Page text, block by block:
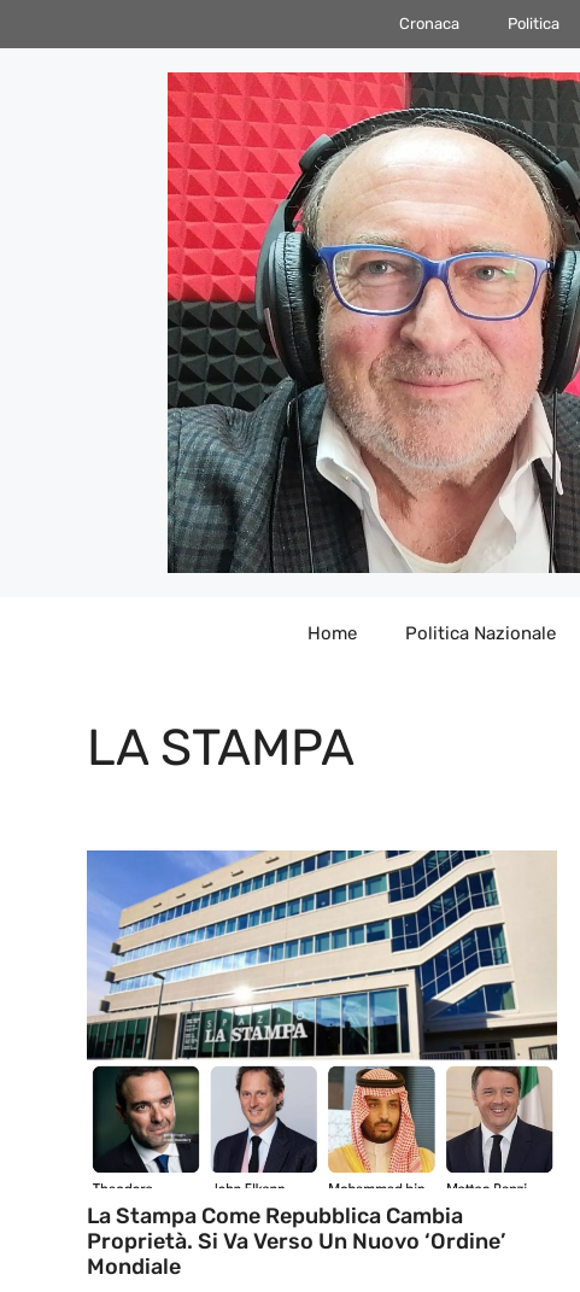
al
Cronaca Politica
Home Politica Nazionale
LA STAMPA
La Stampa Come Repubblica Cambia
Proprietà. Si Va Verso Un Nuovo ‘Ordine’
Mondiale